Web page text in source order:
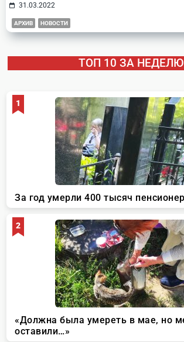
31.03.2022
АРХИВ НОВОСТИ
ТОП 10 ЗА НЕДЕЛЮ